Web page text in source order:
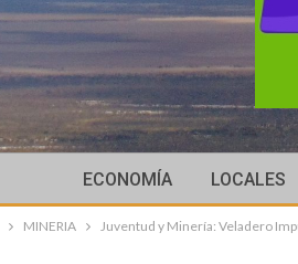
ECONOMÍA LOCALES
MINERIA Juventud y Minería: Veladero